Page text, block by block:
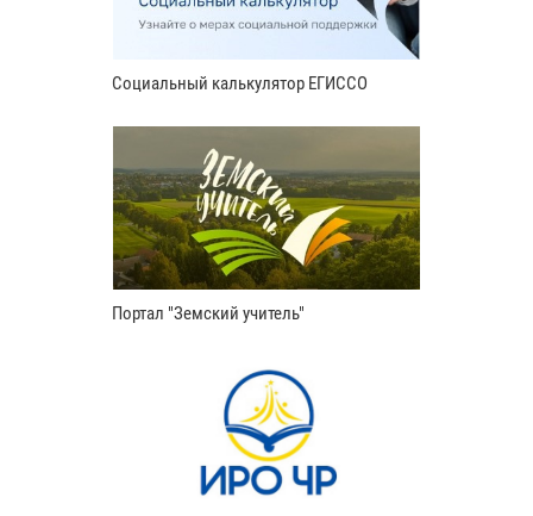
Социальный калькулятор ЕГИССО
Портал "Земский учитель"